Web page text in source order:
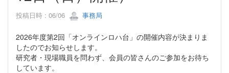
投稿日時 : 06/06 事務局
2026年度第2回「オンラインロハ台」の開催内容が決まりま
したのでお知らせします。
研究者・現場職員を問わず、会員の皆さんのご参加をお待ち
しています。